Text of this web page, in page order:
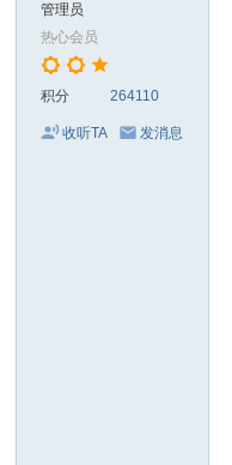
管理员
热心会员
积分 264110
收听TA 发消息